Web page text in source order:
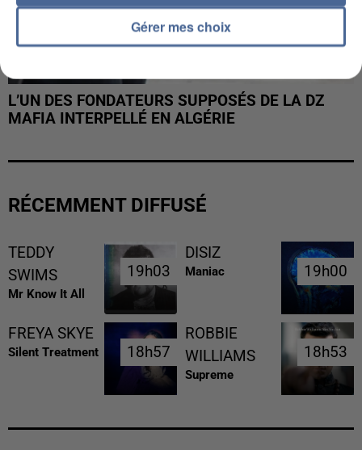
L’UN DES FONDATEURS SUPPOSÉS DE LA DZ
MAFIA INTERPELLÉ EN ALGÉRIE
RÉCEMMENT DIFFUSÉ
TEDDY
SWIMS
Mr Know It All
19h03
19h03
DISIZ
Maniac 19h00
19h00
FREYA SKYE
Silent Treatment 18h57
18h57
ROBBIE
WILLIAMS
Supreme
18h53
18h53
Gérer mes choix